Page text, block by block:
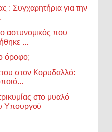
: Συγχαρητήρια για την
αστυνομικός που
...
όροφο;
στον Κορυδαλλό:
στο μυαλό
Υπουργού